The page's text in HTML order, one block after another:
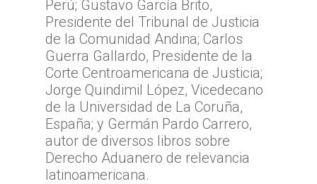
Perú; Gustavo García Brito,
Presidente del Tribunal de Justicia
de la Comunidad Andina; Carlos
Guerra Gallardo, Presidente de la
Corte Centroamericana de Justicia;
Jorge Quindimil López, Vicedecano
de la Universidad de La Coruña,
España; y Germán Pardo Carrero,
autor de diversos libros sobre
Derecho Aduanero de relevancia
latinoamericana.